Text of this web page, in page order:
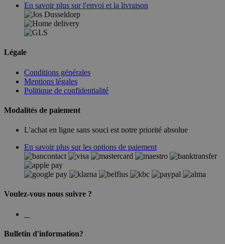
En savoir plus sur l'envoi et la livraison
Légale
Conditions générales
Mentions légales
Politique de confidentialité
Modalités de paiement
L'achat en ligne sans souci est notre priorité absolue
En savoir plus sur les options de paiement
Voulez-vous nous suivre ?
Bulletin d'information?